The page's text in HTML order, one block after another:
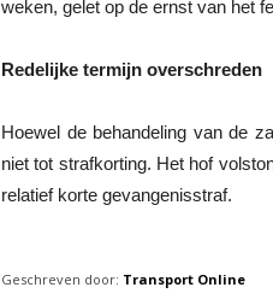
weken, gelet op de ernst van het
Redelijke termijn overschreden
Hoewel de behandeling van de
niet tot strafkorting. Het hof
relatief korte gevangenisstraf.
Geschreven door: Transport Online